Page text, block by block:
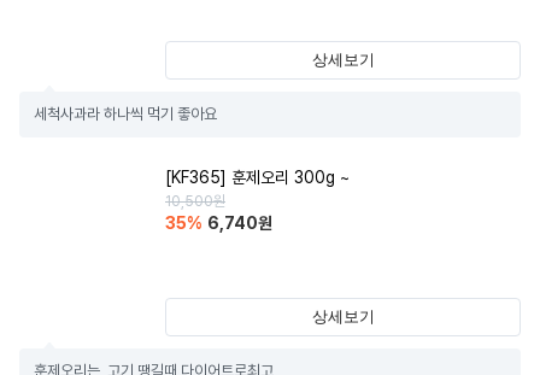
상세보기
세척사과라 하나씩 먹기 좋아요
[KF365] 훈제오리 300g ~
10,500원
35% 6,740원
상세보기
훈제오리는  고기 땡길때 다이어트로최고